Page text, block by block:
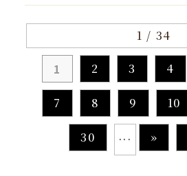
1 / 34
1 2 3 4
7 8 9 10
30 ... »